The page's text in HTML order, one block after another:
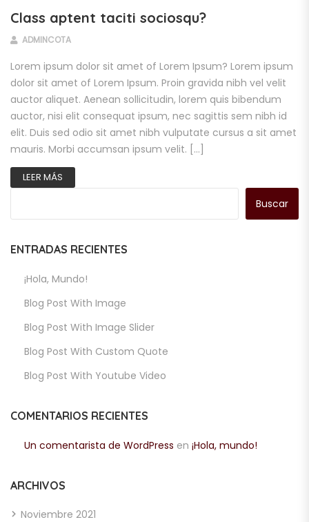
Class aptent taciti sociosqu?
ADMINCOTA
Lorem ipsum dolor sit amet of Lorem Ipsum? Lorem ipsum
dolor sit amet of Lorem Ipsum. Proin gravida nibh vel velit
auctor aliquet. Aenean sollicitudin, lorem quis bibendum
auctor, nisi elit consequat ipsum, nec sagittis sem nibh id
elit. Duis sed odio sit amet nibh vulputate cursus a sit amet
mauris. Morbi accumsan ipsum velit. […]
LEER MÁS
Buscar
ENTRADAS RECIENTES
¡Hola, Mundo!
Blog Post With Image
Blog Post With Image Slider
Blog Post With Custom Quote
Blog Post With Youtube Video
COMENTARIOS RECIENTES
Un comentarista de WordPress en ¡Hola, mundo!
ARCHIVOS
Noviembre 2021